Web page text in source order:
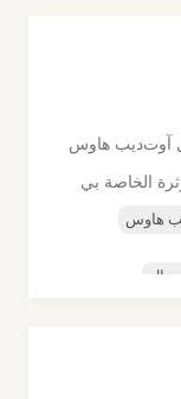
آوتديب هاوس
الخاصة بي
هاوس